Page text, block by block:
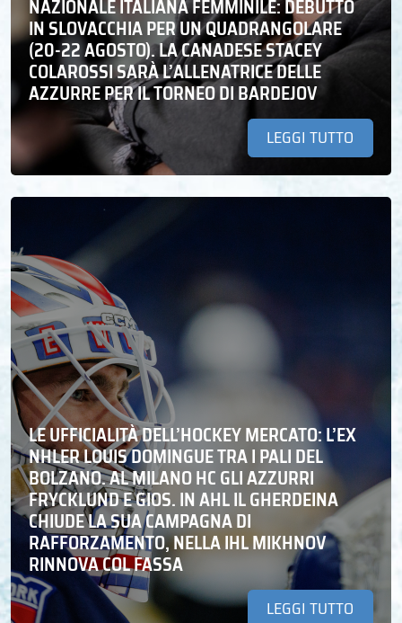
NAZIONALE ITALIANA FEMMINILE: DEBUTTO
IN SLOVACCHIA PER UN QUADRANGOLARE
(20-22 AGOSTO). LA CANADESE STACEY
COLAROSSI SARÀ L’ALLENATRICE DELLE
AZZURRE PER IL TORNEO DI BARDEJOV
LEGGI TUTTO
LE UFFICIALITÀ DELL’HOCKEY MERCATO: L’EX
NHLER LOUIS DOMINGUE TRA I PALI DEL
BOLZANO. AL MILANO HC GLI AZZURRI
FRYCKLUND E GIOS. IN AHL IL GHERDEINA
CHIUDE LA SUA CAMPAGNA DI
RAFFORZAMENTO, NELLA IHL MIKHNOV
RINNOVA COL FASSA
LEGGI TUTTO